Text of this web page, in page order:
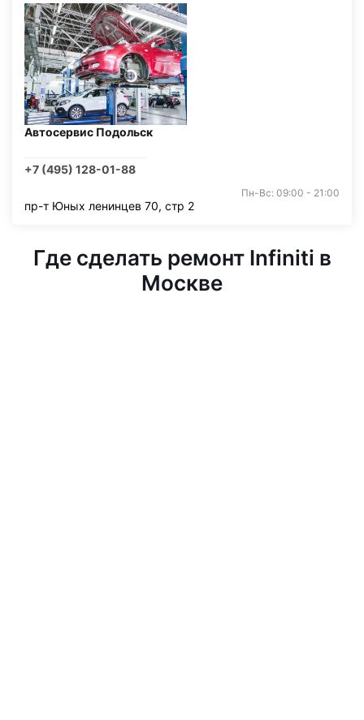
Автосервис Подольск
+7 (495) 128-01-88
Пн-Вс: 09:00 - 21:00
пр-т Юных ленинцев 70, стр 2
Где сделать ремонт Infiniti в
Москве